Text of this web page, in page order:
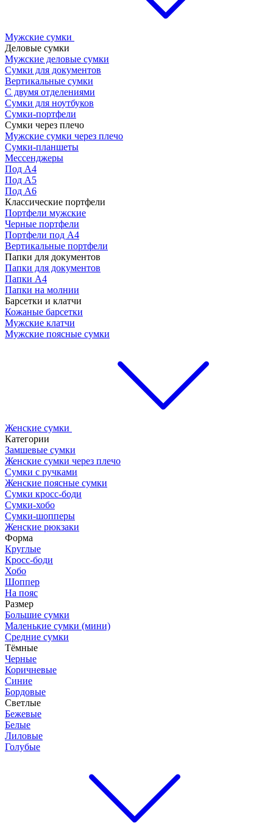
Мужские сумки
Деловые сумки
Мужские деловые сумки
Сумки для документов
Вертикальные сумки
С двумя отделениями
Сумки для ноутбуков
Сумки-портфели
Сумки через плечо
Мужские сумки через плечо
Сумки-планшеты
Мессенджеры
Под А4
Под А5
Под А6
Классические портфели
Портфели мужские
Черные портфели
Портфели под А4
Вертикальные портфели
Папки для документов
Папки для документов
Папки А4
Папки на молнии
Барсетки и клатчи
Кожаные барсетки
Мужские клатчи
Мужские поясные сумки
Женские сумки
Категории
Замшевые сумки
Женские сумки через плечо
Сумки с ручками
Женские поясные сумки
Сумки кросс-боди
Сумки-хобо
Сумки-шопперы
Женские рюкзаки
Форма
Круглые
Кросс-боди
Хобо
Шоппер
На пояс
Размер
Большие сумки
Маленькие сумки (мини)
Средние сумки
Тёмные
Черные
Коричневые
Синие
Бордовые
Светлые
Бежевые
Белые
Лиловые
Голубые